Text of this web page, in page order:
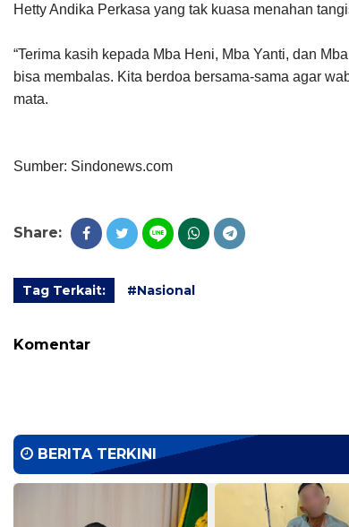
Hetty Andika Perkasa yang tak kuasa menahan
“Terima kasih kepada Mba Heni, Mba Yanti, dan
bisa membalas. Kita berdoa bersama-sama agar
mata.
Sumber: Sindonews.com
Share:
Tag Terkait: #Nasional
Komentar
BERITA TERKINI